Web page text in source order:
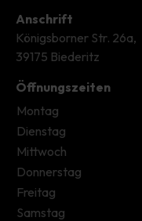
Anschrift
Königsborner Str. 26a,
39175 Biederitz
Öffnungszeiten
Montag
Dienstag
Mittwoch
Donnerstag
Freitag
Samstag